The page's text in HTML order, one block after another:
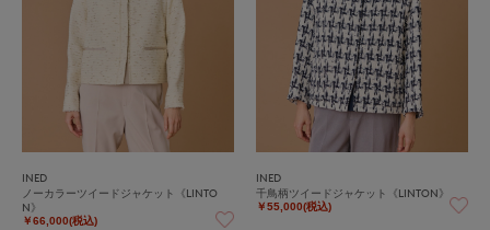
INED
ノーカラーツイードジャケット《LINTO
N》
￥66,000(税込)
INED
千鳥柄ツイードジャケット《LINTON》
￥55,000(税込)